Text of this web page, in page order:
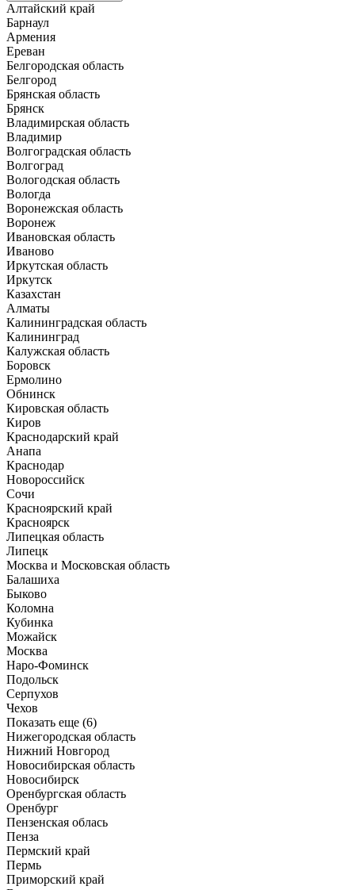
Алтайский край
Барнаул
Армения
Ереван
Белгородская область
Белгород
Брянская область
Брянск
Владимирская область
Владимир
Волгоградская область
Волгоград
Вологодская область
Вологда
Воронежская область
Воронеж
Ивановская область
Иваново
Иркутская область
Иркутск
Казахстан
Алматы
Калининградская область
Калининград
Калужская область
Боровск
Ермолино
Обнинск
Кировская область
Киров
Краснодарский край
Анапа
Краснодар
Новороссийск
Сочи
Красноярский край
Красноярск
Липецкая область
Липецк
Москва и Московская область
Балашиха
Быково
Коломна
Кубинка
Можайск
Москва
Наро-Фоминск
Подольск
Серпухов
Чехов
Показать еще (6)
Нижегородская область
Нижний Новгород
Новосибирская область
Новосибирск
Оренбургская область
Оренбург
Пензенская облась
Пенза
Пермский край
Пермь
Приморский край